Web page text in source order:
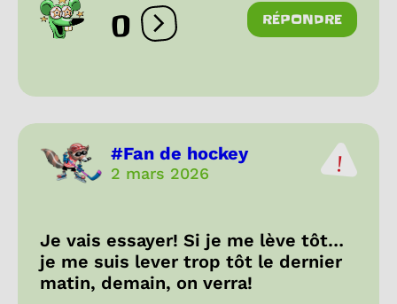
0 Ouvrir les réactions
RÉPONDRE
#Fan de hockey
2 mars 2026
Je vais essayer! Si je me lève tôt…
je me suis lever trop tôt le dernier
matin, demain, on verra!